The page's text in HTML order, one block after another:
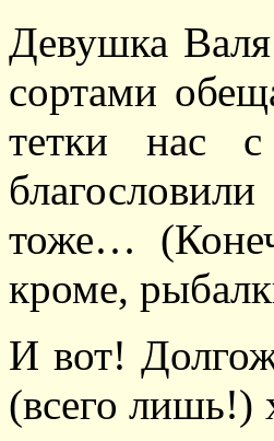
Девушка
сортами
тетки нас с
тоже…
кроме,
И вот!
(всего лишь!)